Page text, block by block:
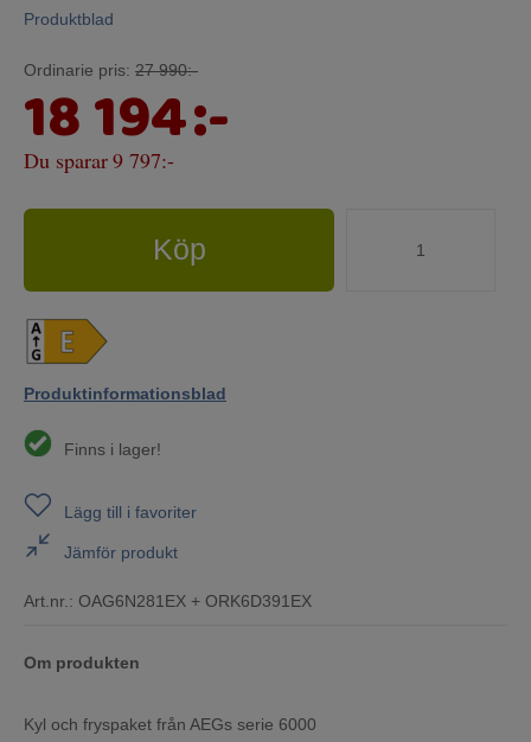
Produktblad
Ordinarie pris: 27 990:-
18 194:-
Du sparar9 797:-
Köp
Produktinformationsblad
Finns i lager!
Lägg till i favoriter
Jämför produkt
Art.nr.: OAG6N281EX + ORK6D391EX
Om produkten
Kyl och fryspaket från AEGs serie 6000